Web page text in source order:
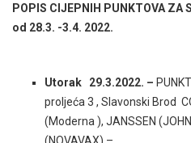
POPIS CIJEPNIH PUNKTOVA ZA
od 28.3. -3.4. 2022.
Utorak 29.3.2022. –
proljeća 3 , Slavonski Brod
(Moderna ), JANSSEN
(NOVAVAX) –